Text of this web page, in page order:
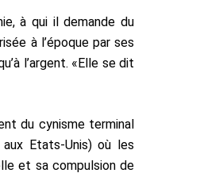
à qui il demande du
à l’époque par ses
l’argent. «Elle se dit
du cynisme terminal
Etats-Unis) où les
et sa compulsion de